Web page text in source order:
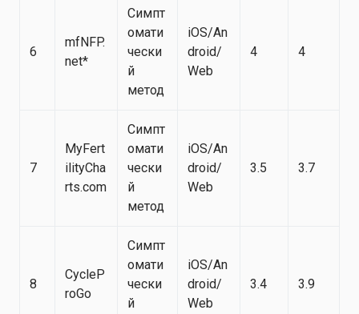
6
mfNFP.
net*
Симпт
омати
чески
й
метод
iOS/An
droid/
Web
4 4
7
MyFert
ilityCha
rts.com
Симпт
омати
чески
й
метод
iOS/An
droid/
Web
3.5 3.7
8
CycleP
roGo
Симпт
омати
чески
й
iOS/An
droid/
Web
3.4 3.9